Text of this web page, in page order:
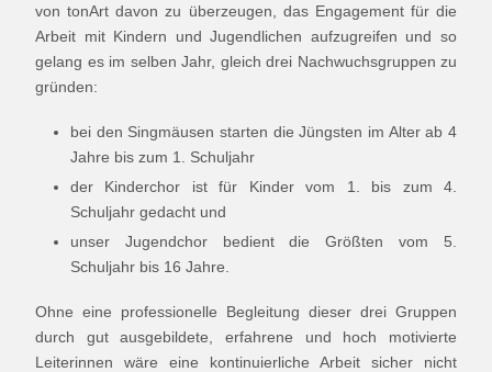
von tonArt davon zu überzeugen, das Engagement für die
Arbeit mit Kindern und Jugendlichen aufzugreifen und so
gelang es im selben Jahr, gleich drei Nachwuchsgruppen zu
gründen:
bei den Singmäusen starten die Jüngsten im Alter ab 4
Jahre bis zum 1. Schuljahr
der Kinderchor ist für Kinder vom 1. bis zum 4.
Schuljahr gedacht und
unser Jugendchor bedient die Größten vom 5.
Schuljahr bis 16 Jahre.
Ohne eine professionelle Begleitung dieser drei Gruppen
durch gut ausgebildete, erfahrene und hoch motivierte
Leiterinnen wäre eine kontinuierliche Arbeit sicher nicht